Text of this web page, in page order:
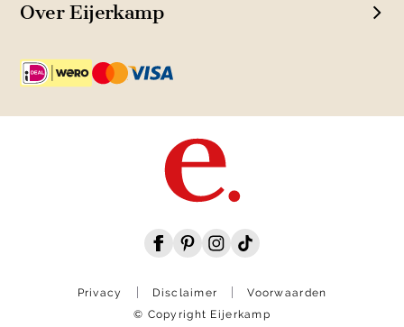
Over Eijerkamp
Privacy Disclaimer
Voorwaarden
© Copyright Eijerkamp